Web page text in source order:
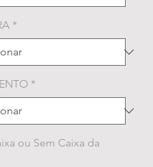
*
*
ou Sem Caixa da